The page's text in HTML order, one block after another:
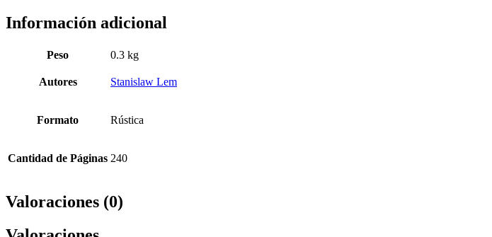
Información adicional
Peso 0.3 kg
Autores Stanislaw Lem
Formato Rústica
Cantidad de Páginas 240
Valoraciones (0)